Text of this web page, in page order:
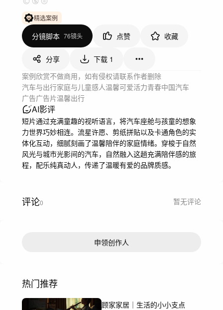
精选案例
分镜脚本 76镜头 点赞 收藏
分享 下载 1
案例欣赏不做商用，如有侵权请联系作者删除
汽车与出行家庭与儿童感人温馨可爱活力青春中国汽车
广告广告片温馨出行
AI影评
短片通过充满童趣的视听语言，将汽车座舱与孩童的想象
力世界巧妙相连。流星许愿、剪纸拼贴以及卡通角色的实
体化互动，细腻刻画了温馨陪伴的家庭情绪。穿梭于自然
风光与城市光影间的汽车，自然融入这趟充满陪伴感的旅
程，配乐纯真动人，传递了温暖有爱的品牌质感。
评论0 暂无评论
申领创作人
热门推荐
顾家家居｜生活的小小支点